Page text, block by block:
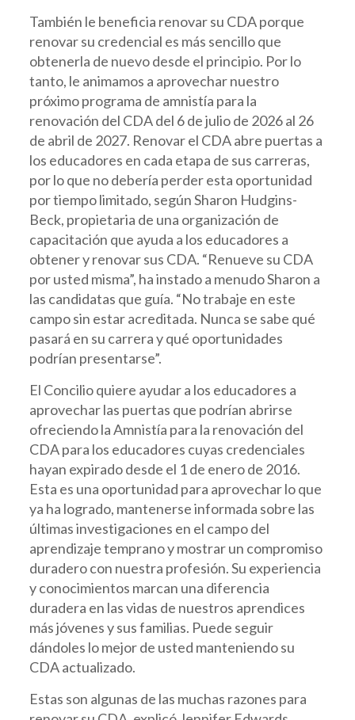
También le beneficia renovar su CDA porque
renovar su credencial es más sencillo que
obtenerla de nuevo desde el principio. Por lo
tanto, le animamos a aprovechar nuestro
próximo programa de amnistía para la
renovación del CDA del 6 de julio de 2026 al 26
de abril de 2027. Renovar el CDA abre puertas a
los educadores en cada etapa de sus carreras,
por lo que no debería perder esta oportunidad
por tiempo limitado, según Sharon Hudgins-
Beck, propietaria de una organización de
capacitación que ayuda a los educadores a
obtener y renovar sus CDA. “Renueve su CDA
por usted misma”, ha instado a menudo Sharon a
las candidatas que guía. “No trabaje en este
campo sin estar acreditada. Nunca se sabe qué
pasará en su carrera y qué oportunidades
podrían presentarse”.
El Concilio quiere ayudar a los educadores a
aprovechar las puertas que podrían abrirse
ofreciendo la Amnistía para la renovación del
CDA para los educadores cuyas credenciales
hayan expirado desde el 1 de enero de 2016.
Esta es una oportunidad para aprovechar lo que
ya ha logrado, mantenerse informada sobre las
últimas investigaciones en el campo del
aprendizaje temprano y mostrar un compromiso
duradero con nuestra profesión. Su experiencia
y conocimientos marcan una diferencia
duradera en las vidas de nuestros aprendices
más jóvenes y sus familias. Puede seguir
dándoles lo mejor de usted manteniendo su
CDA actualizado.
Estas son algunas de las muchas razones para